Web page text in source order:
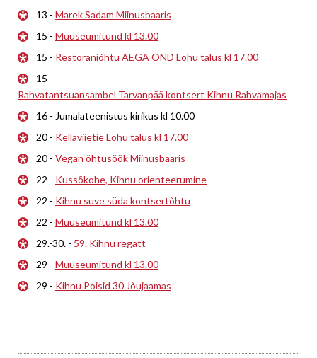
13 - Marek Sadam Miinusbaaris
15 - Muuseumitund kl 13.00
15 - Restoraniõhtu AEGA OND Lohu talus kl 17.00
15 -
Rahvatantsuansambel Tarvanpää kontsert Kihnu Rahvamajas
16 - Jumalateenistus kirikus kl 10.00
20 - Kelläviietie Lohu talus kl 17.00
20 - Vegan õhtusöök Miinusbaaris
22 - Kussõkohe, Kihnu orienteerumine
22 - Kihnu suve süda kontsertõhtu
22 - Muuseumitund kl 13.00
29.-30. - 59. Kihnu regatt
29 - Muuseumitund kl 13.00
29 - Kihnu Poisid 30 Jõujaamas